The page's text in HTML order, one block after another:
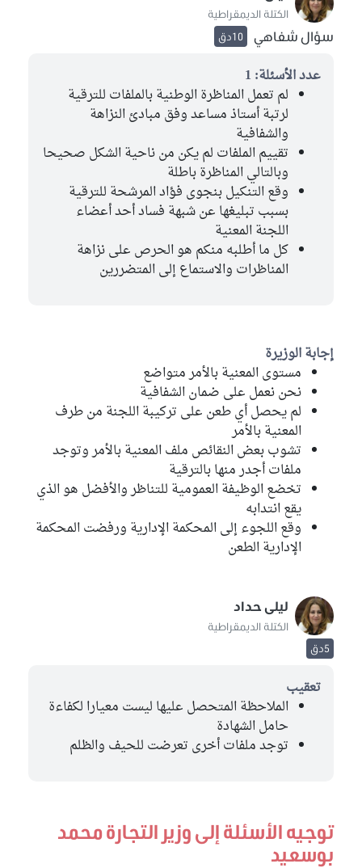
الكتلة الديمقراطية
سؤال شفاهي 10دق
عدد الأسئلة: 1
لم تعمل المناظرة الوطنية بالملفات للترقية
لرتبة أستاذ مساعد وفق مبادئ النزاهة
والشفافية
تقييم الملفات لم يكن من ناحية الشكل صحيحا
وبالتالي المناظرة باطلة
وقع التنكيل بنجوى فؤاد المرشحة للترقية
بسبب تبليغها عن شبهة فساد أحد أعضاء
اللجنة المعنية
كل ما أطلبه منكم هو الحرص على نزاهة
المناظرات والاستماع إلى المتضررين
إجابة الوزيرة
مستوى المعنية بالأمر متواضع
نحن نعمل على ضمان الشفافية
لم يحصل أي طعن على تركيبة اللجنة من طرف
المعنية بالأمر
تشوب بعض النقائص ملف المعنية بالأمر وتوجد
ملفات أجدر منها بالترقية
تخضع الوظيفة العمومية للتناظر والأفضل هو الذي
يقع انتدابه
وقع اللجوء إلى المحكمة الإدارية ورفضت المحكمة
الإدارية الطعن
ليلى حداد
الكتلة الديمقراطية
5دق
تعقيب
الملاحظة المتحصل عليها ليست معيارا لكفاءة
حامل الشهادة
توجد ملفات أخرى تعرضت للحيف والظلم
توجيه الأسئلة إلى وزير التجارة محمد
بوسعيد